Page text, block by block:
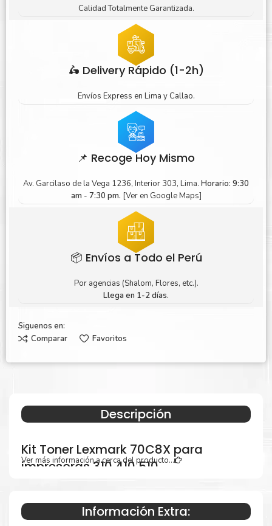
Calidad Totalmente Garantizada.
🛵 Delivery Rápido (1-2h)
Envíos Express en Lima y Callao.
📌 Recoge Hoy Mismo
Av. Garcilaso de la Vega 1236, Interior 303, Lima. Horario: 9:30
am - 7:30 pm. [Ver en Google Maps]
📦 Envíos a Todo el Perú
Por agencias (Shalom, Flores, etc.).
Llega en 1-2 días.
Siguenos en:
Comparar
Favoritos
Descripción
Kit Toner Lexmark 70C8X para
impresoras 310 410 510
Especificaciones Técnicas
Ver más información a cerca del producto...
Información Extra: